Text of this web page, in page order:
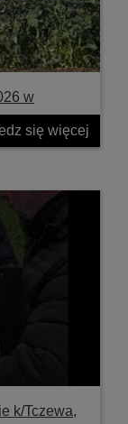
w
się więcej
k/Tczewa,